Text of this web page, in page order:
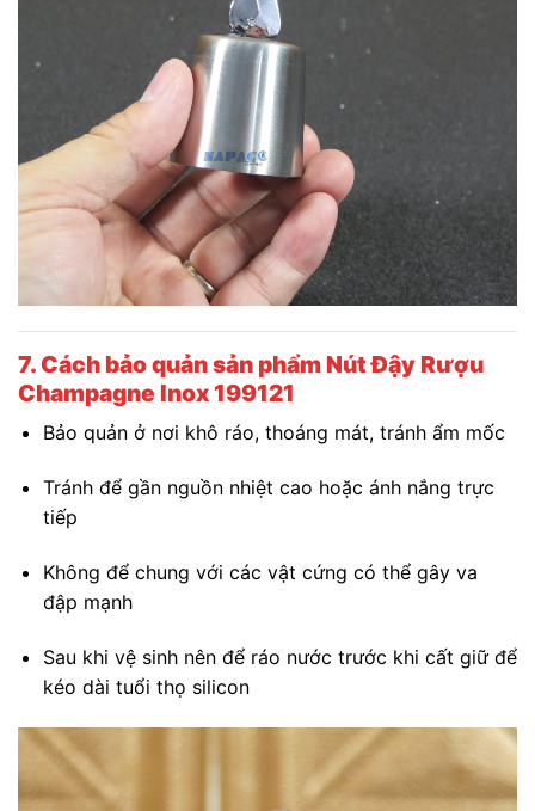
7. Cách bảo quản sản phẩm Nút Đậy Rượu
Champagne Inox 199121
Bảo quản ở nơi khô ráo, thoáng mát, tránh ẩm mốc
Tránh để gần nguồn nhiệt cao hoặc ánh nắng trực
tiếp
Không để chung với các vật cứng có thể gây va
đập mạnh
Sau khi vệ sinh nên để ráo nước trước khi cất giữ để
kéo dài tuổi thọ silicon